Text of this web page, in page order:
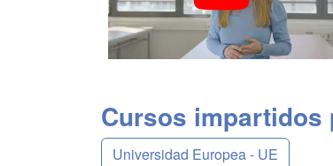
Cursos impartidos
Universidad Europea - UE